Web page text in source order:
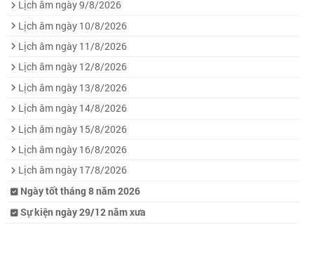
Lịch âm ngày 9/8/2026
Lịch âm ngày 10/8/2026
Lịch âm ngày 11/8/2026
Lịch âm ngày 12/8/2026
Lịch âm ngày 13/8/2026
Lịch âm ngày 14/8/2026
Lịch âm ngày 15/8/2026
Lịch âm ngày 16/8/2026
Lịch âm ngày 17/8/2026
Ngày tốt tháng 8 năm 2026
Sự kiện ngày 29/12 năm xưa